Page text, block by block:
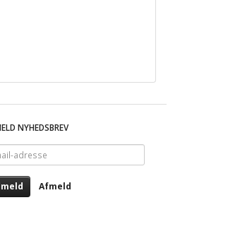
NYHEDSBREV
Afmeld